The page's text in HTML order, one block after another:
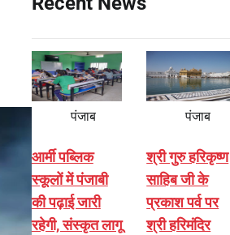
पंजाब
आर्मी पब्लिक
स्कूलों में पंजाबी
की पढ़ाई जारी
रहेगी, संस्कृत लागू
पंजाब
श्री गुरु हरिकृष्ण
साहिब जी के
प्रकाश पर्व पर
श्री हरिमंदिर